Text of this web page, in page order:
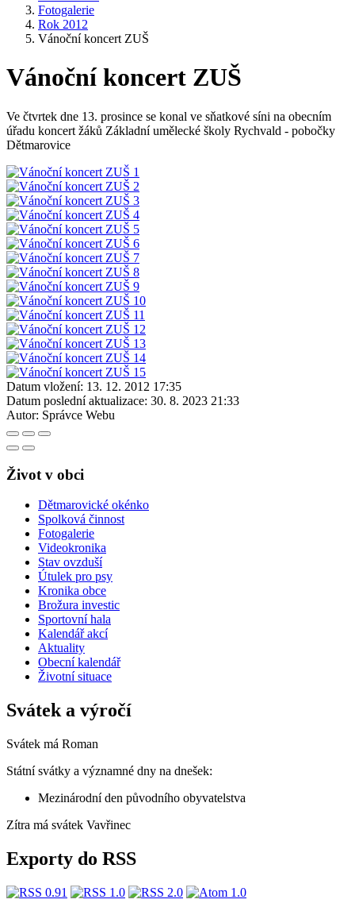
Fotogalerie
Rok 2012
Vánoční koncert ZUŠ
Vánoční koncert ZUŠ
Ve čtvrtek dne 13. prosince se konal ve sňatkové síni na obecním
úřadu koncert žáků Základní umělecké školy Rychvald - pobočky
Dětmarovice
Datum vložení: 13. 12. 2012 17:35
Datum poslední aktualizace: 30. 8. 2023 21:33
Autor: Správce Webu
Život v obci
Dětmarovické okénko
Spolková činnost
Fotogalerie
Videokronika
Stav ovzduší
Útulek pro psy
Kronika obce
Brožura investic
Sportovní hala
Kalendář akcí
Aktuality
Obecní kalendář
Životní situace
Svátek a výročí
Svátek má Roman
Státní svátky a významné dny na dnešek:
Mezinárodní den původního obyvatelstva
Zítra má svátek Vavřinec
Exporty do RSS